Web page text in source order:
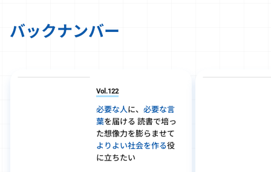
バックナンバー
Vol.122
必要な人に、 必要な言
葉を届ける 読書で培っ
た想像力を膨らませて
よりよい社会を作る役
に立ちたい